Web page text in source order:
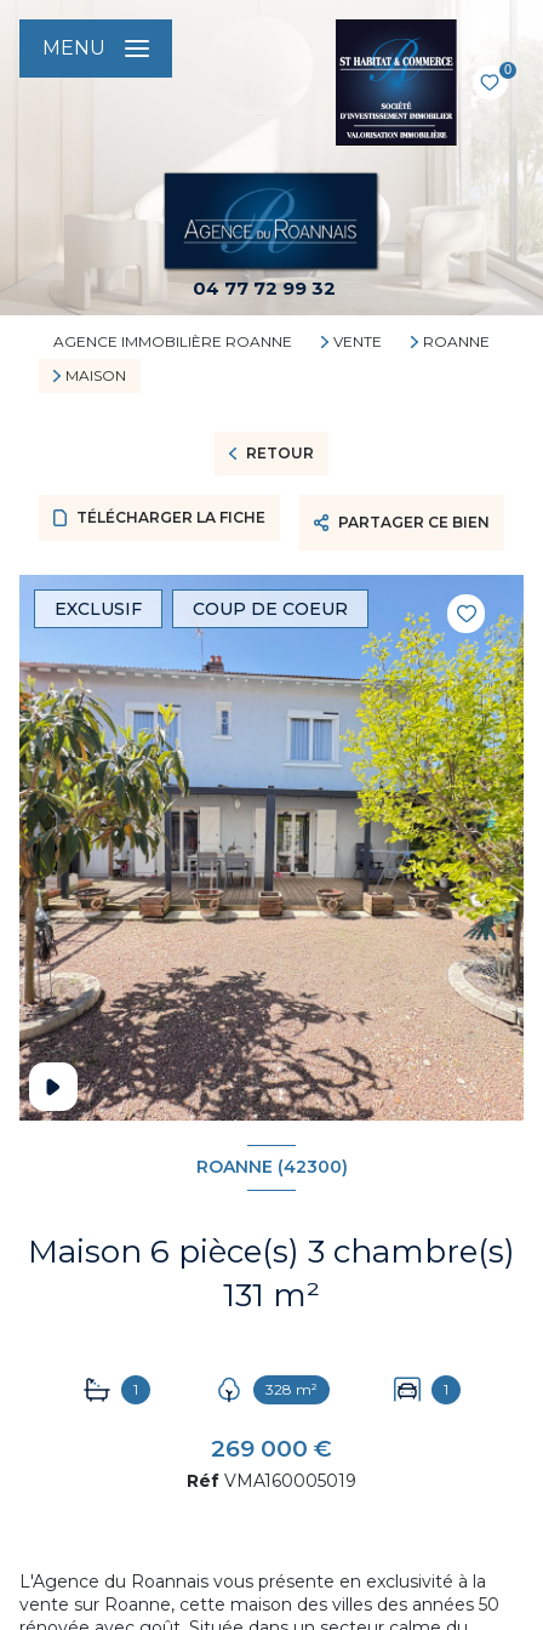
04 77 72 99 32
0
MENU
AGENCE IMMOBILIÈRE ROANNE VENTE
ROANNE
MAISON
RETOUR
TÉLÉCHARGER LA FICHE PARTAGER CE BIEN
EXCLUSIF COUP DE COEUR
ROANNE (42300)
Maison 6 pièce(s) 3 chambre(s)
131 m²
1 328 m² 1
269 000 €
Réf VMA160005019
L'Agence du Roannais vous présente en exclusivité à la
vente sur Roanne, cette maison des villes des années 50